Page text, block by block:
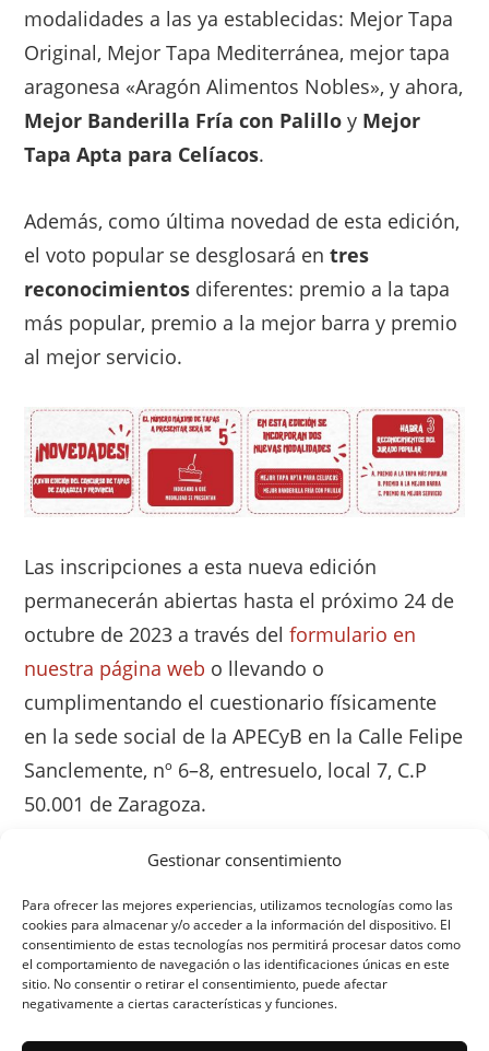
Gestionar consentimiento
Para ofrecer las mejores experiencias, utilizamos tecnologías como las
cookies para almacenar y/o acceder a la información del dispositivo. El
consentimiento de estas tecnologías nos permitirá procesar datos como
el comportamiento de navegación o las identificaciones únicas en este
sitio. No consentir o retirar el consentimiento, puede afectar
negativamente a ciertas características y funciones.
modalidades a las ya establecidas: Mejor Tapa
Original, Mejor Tapa Mediterránea, mejor tapa
aragonesa «Aragón Alimentos Nobles», y ahora,
Mejor Banderilla Fría con Palilloy Mejor
Tapa Apta para Celíacos.
Además, como última novedad de esta edición,
el voto popular se desglosará entres
reconocimientos diferentes: premio a la tapa
más popular, premio a la mejor barra y premio
al mejor servicio.
Las inscripciones a esta nueva edición
permanecerán abiertas hasta el próximo 24 de
octubre de 2023 a través delformulario en
nuestra página web o llevando o
cumplimentando el cuestionario físicamente
en la sede social de la APECyB en la Calle Felipe
Sanclemente, nº 6–8, entresuelo, local 7, C.P
50.001 de Zaragoza.
ORGANIZA: ASOCIACIÓN DE CAFÉS Y BARES DE